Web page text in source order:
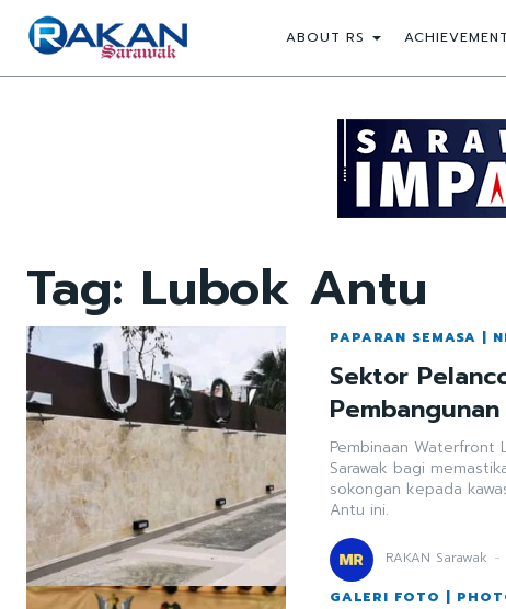
ABOUT RS
Tag: Lubok Antu
PAPARAN SEMASA |
Sektor
Pembinaan Waterfront
Sarawak bagi
sokongan kepada
Antu ini.
RAKAN Sarawak -
GALERI FOTO |